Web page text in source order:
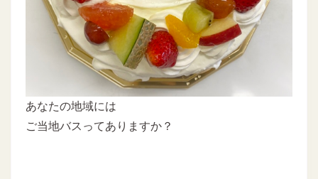
あなたの地域には
ご当地バスってありますか？